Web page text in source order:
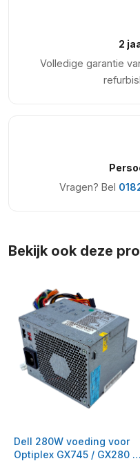
2
Volledige garantie
Vragen? Bel
Bekijk ook deze
Dell 280W voeding voor
Optiplex GX745 / GX280 /